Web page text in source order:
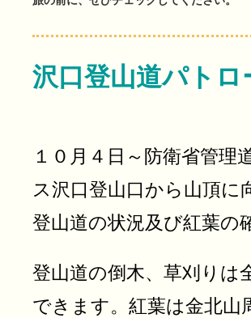
沢口登山道パトロ
１０月４日～防衛省管理
ス沢口登山口から山頂
登山道の状況及び紅葉の
登山道の倒木、草刈りは
できます。紅葉は金北